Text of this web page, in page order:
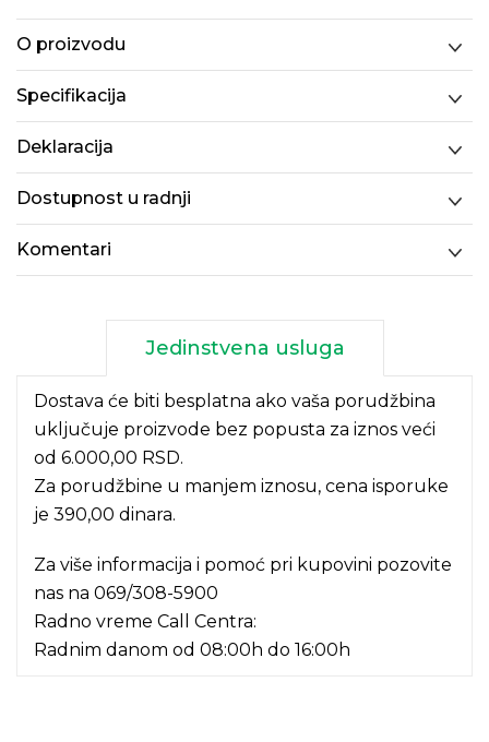
O proizvodu
Specifikacija
Deklaracija
Dostupnost u radnji
Komentari
Jedinstvena usluga
Dostava će biti besplatna ako vaša porudžbina
uključuje proizvode bez popusta za iznos veći
od 6.000,00 RSD.
Za porudžbine u manjem iznosu, cena isporuke
je 390,00 dinara.
Za više informacija i pomoć pri kupovini pozovite
nas na 069/308-5900
Radno vreme Call Centra:
Radnim danom od 08:00h do 16:00h